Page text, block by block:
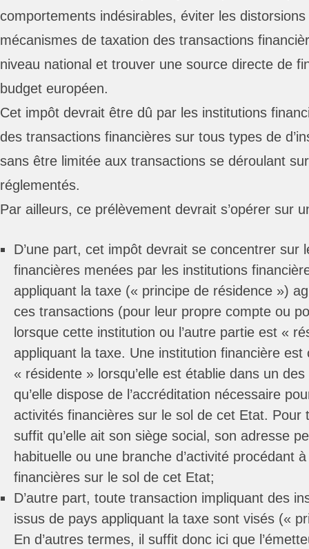
comportements indésirables, éviter les
mécanismes de taxation des transactions
niveau national et trouver une source directe de
budget européen.
Cet impôt devrait être dû par les institutions
des transactions financières sur tous types de
sans être limitée aux transactions se déroulant
réglementés.
Par ailleurs, ce prélèvement devrait s’opérer sur
D’une part, cet impôt devrait se concentrer sur
financières menées par les institutions
appliquant la taxe (« principe de résidence »)
ces transactions (pour leur propre compte ou
lorsque cette institution ou l’autre partie est «
appliquant la taxe. Une institution financière est
« résidente » lorsqu’elle est établie dans un
qu’elle dispose de l’accréditation nécessaire
activités financières sur le sol de cet Etat. Pour
suffit qu’elle ait son siège social, son adresse
habituelle ou une branche d’activité procédant
financières sur le sol de cet Etat;
D’autre part, toute transaction impliquant des
issus de pays appliquant la taxe sont visés («
En d’autres termes, il suffit donc ici que